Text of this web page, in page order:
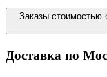
Заказы стоимостью
Доставка по